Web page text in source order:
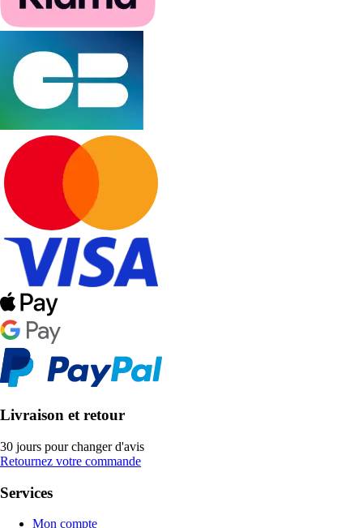
Livraison et retour
30 jours pour changer d'avis
Retournez votre commande
Services
Mon compte